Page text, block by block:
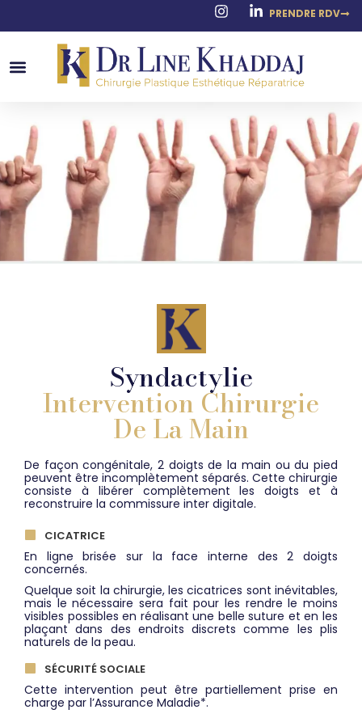
PRENDRE RDV
Syndactylie
Intervention Chirurgie
De La Main
De façon congénitale, 2 doigts de la main ou du pied
peuvent être incomplètement séparés. Cette chirurgie
consiste à libérer complètement les doigts et à
reconstruire la commissure inter digitale.
CICATRICE
En ligne brisée sur la face interne des 2 doigts
concernés.
Quelque soit la chirurgie, les cicatrices sont inévitables,
mais le nécessaire sera fait pour les rendre le moins
visibles possibles en réalisant une belle suture et en les
plaçant dans des endroits discrets comme les plis
naturels de la peau.
SÉCURITÉ SOCIALE
Cette intervention peut être partiellement prise en
charge par l’Assurance Maladie*.